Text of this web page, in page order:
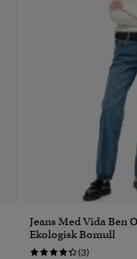
Jeans Med Vida Ben
Ekologisk Bomull
(3)